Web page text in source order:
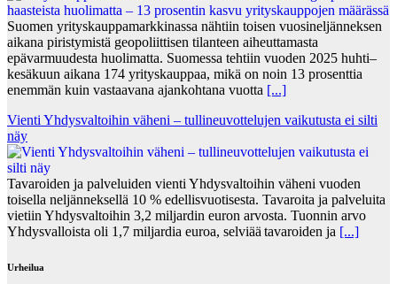
Suomen yrityskauppamarkkinassa nähtiin toisen vuosineljänneksen
aikana piristymistä geopoliittisen tilanteen aiheuttamasta
epävarmuudesta huolimatta. Suomessa tehtiin vuoden 2025 huhti–
kesäkuun aikana 174 yrityskauppaa, mikä on noin 13 prosenttia
enemmän kuin vastaavana ajankohtana vuotta [...]
Vienti Yhdysvaltoihin väheni – tullineuvottelujen vaikutusta ei silti
näy
Tavaroiden ja palveluiden vienti Yhdysvaltoihin väheni vuoden
toisella neljänneksellä 10 % edellisvuotisesta. Tavaroita ja palveluita
vietiin Yhdysvaltoihin 3,2 miljardin euron arvosta. Tuonnin arvo
Yhdysvalloista oli 1,7 miljardia euroa, selviää tavaroiden ja [...]
Urheilua